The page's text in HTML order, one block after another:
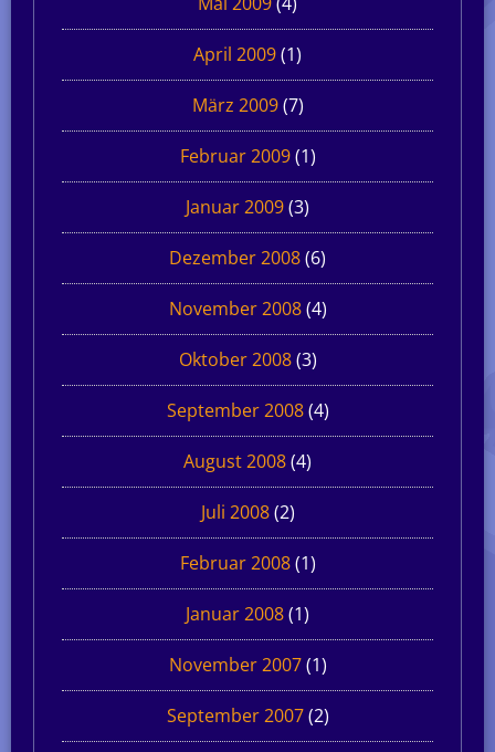
April 2009(1)
März 2009(7)
Februar 2009(1)
Januar 2009(3)
Dezember 2008(6)
November 2008(4)
Oktober 2008(3)
September 2008(4)
August 2008(4)
Juli 2008(2)
Februar 2008(1)
Januar 2008(1)
November 2007(1)
September 2007(2)